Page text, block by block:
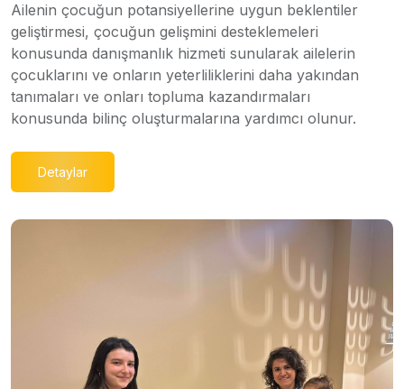
Ailenin çocuğun potansiyellerine uygun beklentiler
geliştirmesi, çocuğun gelişmini desteklemeleri
konusunda danışmanlık hizmeti sunularak ailelerin
çocuklarını ve onların yeterliliklerini daha yakından
tanımaları ve onları topluma kazandırmaları
konusunda bilinç oluşturmalarına yardımcı olunur.
Detaylar